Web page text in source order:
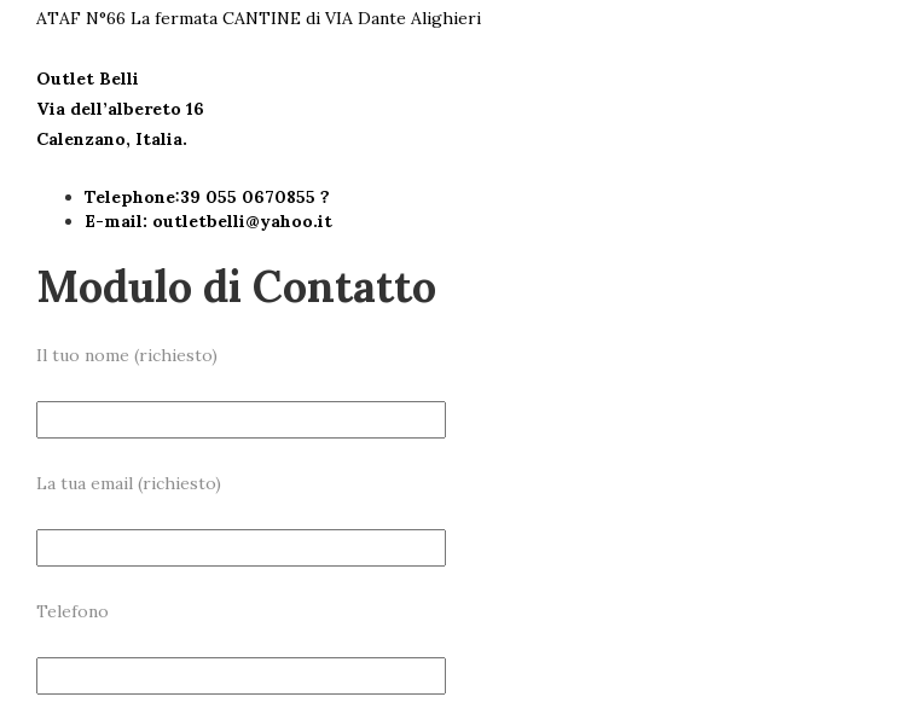
ATAF N°66 La fermata CANTINE di VIA Dante Alighieri
Outlet Belli
Via dell’albereto 16
Calenzano, Italia.
Telephone:39 055 0670855 ?
E-mail: outletbelli@yahoo.it
Modulo di Contatto
Il tuo nome (richiesto)
La tua email (richiesto)
Telefono